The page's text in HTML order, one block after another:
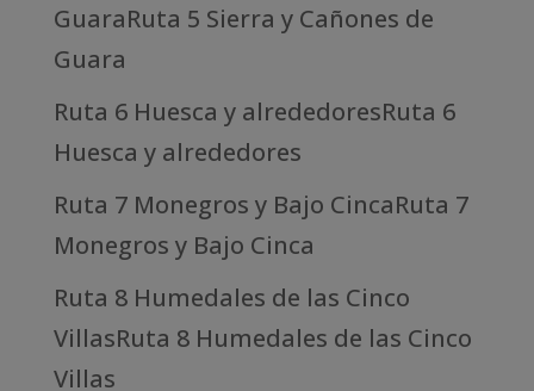
GuaraRuta 5 Sierra y Cañones de
Guara
Ruta 6 Huesca y alrededoresRuta 6
Huesca y alrededores
Ruta 7 Monegros y Bajo CincaRuta 7
Monegros y Bajo Cinca
Ruta 8 Humedales de las Cinco
VillasRuta 8 Humedales de las Cinco
Villas